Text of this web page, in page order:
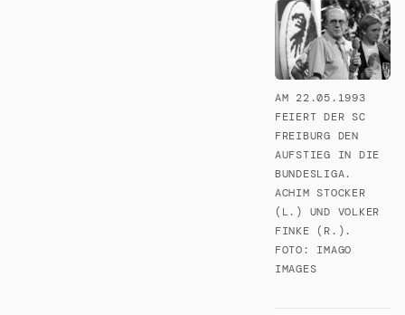
AM 22.05.1993
FEIERT DER SC
FREIBURG DEN
AUFSTIEG IN DIE
BUNDESLIGA.
ACHIM STOCKER
(L.) UND VOLKER
FINKE (R.).
FOTO: IMAGO
IMAGES